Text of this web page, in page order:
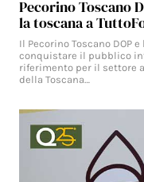
Pecorino Toscano
la toscana a
Il Pecorino Toscano DOP
conquistare il pubblico
riferimento per il settore
della Toscana…